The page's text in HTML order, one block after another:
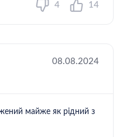
4 14
08.08.2024
майже як рідний з